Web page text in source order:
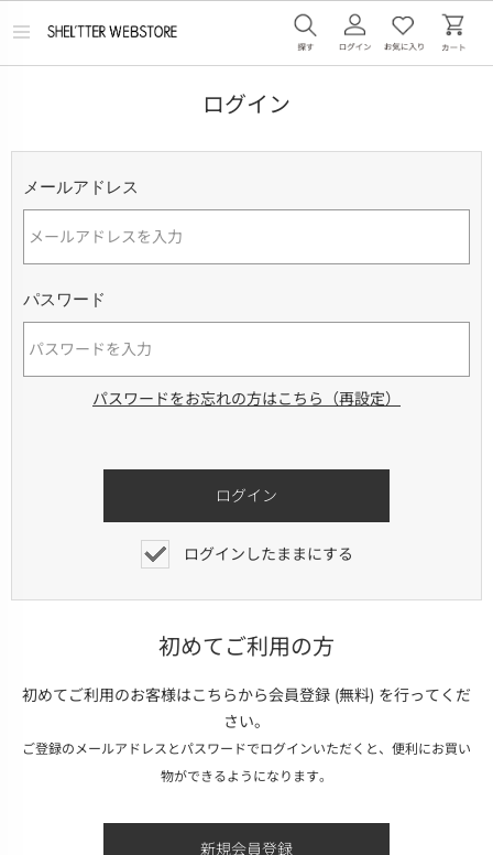
メ
ログイン
メールアドレス
パスワード
パスワードをお忘れの方はこちら（再設定）
ログインしたままにする
初めてご利用の方
初めてご利用のお客様はこちらから会員登録 (無料) を行ってくだ
さい。
ご登録のメールアドレスとパスワードでログインいただくと、便利にお買い
物ができるようになります。